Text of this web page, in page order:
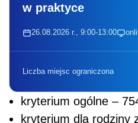
w praktyce
26.08.2026 r., 9:00-13:00
Liczba miejsc ograniczona
kryterium ogólne –
kryterium dla rodziny